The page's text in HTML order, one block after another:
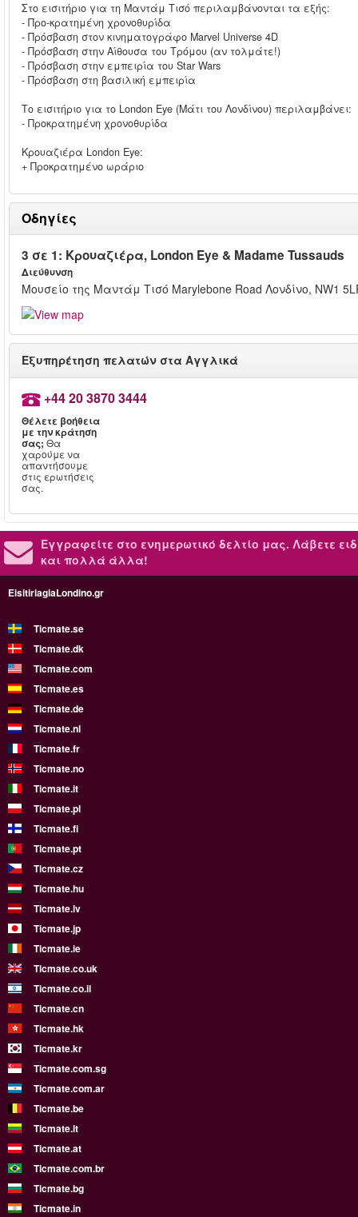
Στο εισιτήριο για τη Μαντάμ Τισό περιλαμβάνονται τα εξής:
- Προ-κρατημένη χρονοθυρίδα
- Πρόσβαση στον κινηματογράφο Marvel Universe 4D
- Πρόσβαση στην Αίθουσα του Τρόμου (αν τολμάτε!)
- Πρόσβαση στην εμπειρία του Star Wars
- Πρόσβαση στη βασιλική εμπειρία
Το εισιτήριο για το London Eye (Μάτι του Λονδίνου) περιλαμβάνει:
- Προκρατημένη χρονοθυρίδα
Κρουαζιέρα London Eye:
+ Προκρατημένο ωράριο
Οδηγίες
3 σε 1: Κρουαζιέρα, London Eye & Madame Tussauds
Διεύθυνση
Μουσείο της Μαντάμ Τισό Marylebone Road Λονδίνο, NW1
Εξυπηρέτηση πελατών στα Αγγλικά
+44 20 3870 3444
Θέλετε βοήθεια
με την κράτηση
σας; Θα
χαρούμε να
απαντήσουμε
στις ερωτήσεις
σας.
Εγγραφείτε στο ενημερωτικό δελτίο μας. Λάβετε
και πολλά άλλα!
EisitiriagiaLondino.gr
Ticmate.se
Ticmate.dk
Ticmate.com
Ticmate.es
Ticmate.de
Ticmate.nl
Ticmate.fr
Ticmate.no
Ticmate.it
Ticmate.pl
Ticmate.fi
Ticmate.pt
Ticmate.cz
Ticmate.hu
Ticmate.lv
Ticmate.jp
Ticmate.ie
Ticmate.co.uk
Ticmate.co.il
Ticmate.cn
Ticmate.hk
Ticmate.kr
Ticmate.com.sg
Ticmate.com.ar
Ticmate.be
Ticmate.lt
Ticmate.at
Ticmate.com.br
Ticmate.bg
Ticmate.in